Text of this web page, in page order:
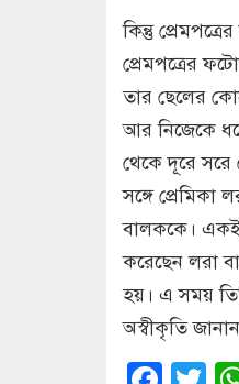
কিন্তু
প্রেমপত্রের
তার ছেলের
আর নিজেকে
থেকে দূরে সরে
সঙ্গে
বালককে। একই
করেছেন লরা
হয়। এ সময়
অস্বীকৃতি